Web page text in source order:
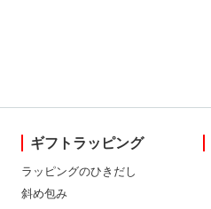
ギフトラッピング
ラッピングのひきだし
斜め包み